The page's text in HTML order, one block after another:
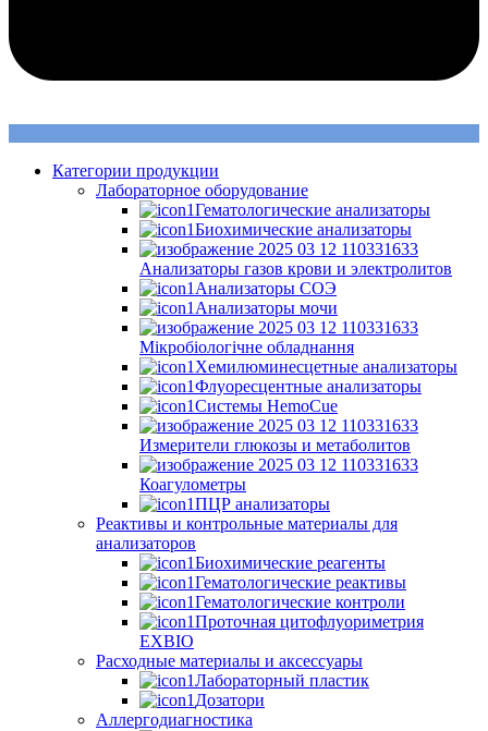
Категории продукции
Лабораторное оборудование
Гематологические анализаторы
Биохимические анализаторы
Анализаторы газов крови и электролитов
Анализаторы СОЭ
Анализаторы мочи
Мікробіологічне обладнання
Хемилюминесцетные анализаторы
Флуоресцентные анализаторы
Системы HemoCue
Измерители глюкозы и метаболитов
Коагулометры
ПЦР анализаторы
Реактивы и контрольные материалы для
анализаторов
Биохимические реагенты
Гематологические реактивы
Гематологические контроли
Проточная цитофлуориметрия
EXBIO
Расходные материалы и аксессуары
Лабораторный пластик
Дозатори
Аллергодиагностика